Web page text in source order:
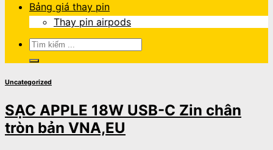
Bảng giá thay pin
Thay pin airpods
Tìm
Uncategorized
SẠC APPLE 18W USB-C Zin chân
tròn bản VNA,EU